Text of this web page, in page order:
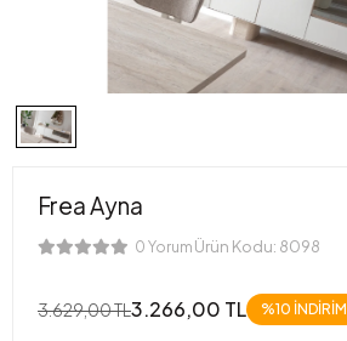
Frea Ayna
0 Yorum Ürün Kodu: 8098
3.629,00 TL3.266,00 TL %10 İNDİRİM